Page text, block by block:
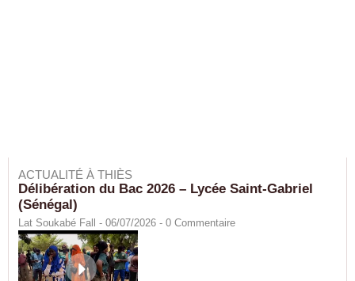
ACTUALITÉ À THIÈS
Délibération du Bac 2026 – Lycée Saint-Gabriel
(Sénégal)
Lat Soukabé Fall - 06/07/2026 - 0 Commentaire